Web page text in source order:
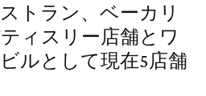
トラン、ベーカリ
ィスリー店舗とワ
ルとして現在5店舗